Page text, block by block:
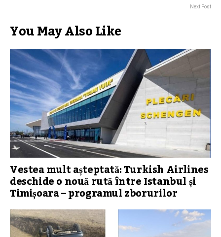
Next Post
You May Also Like
Vestea mult așteptată: Turkish Airlines
deschide o nouă rută între Istanbul și
Timișoara – programul zborurilor